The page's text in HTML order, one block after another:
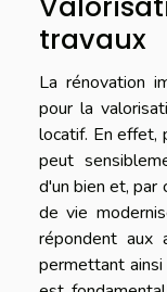
travaux
La rénovation
pour la
locatif. En effet,
peut
d'un bien et, par
de vie
répondent aux
permettant